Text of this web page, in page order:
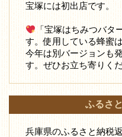
宝塚には初出店です。
「宝塚はちみつバタ
す。使用している蜂蜜
今年は別バージョンも
す。ぜひお立ち寄りく
ふるさ
兵庫県のふるさと納税